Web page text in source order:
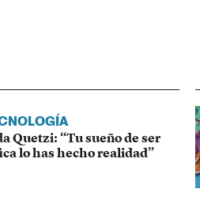
Quetzi: “Tu sueño de ser
lo has hecho realidad”